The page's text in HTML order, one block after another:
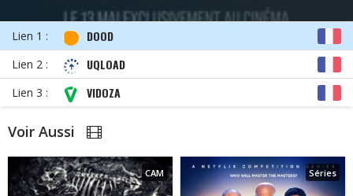
Lien 1 : DOOD
Lien 2 : UQLOAD
Lien 3 : VIDOZA
Voir Aussi
CAM Séries